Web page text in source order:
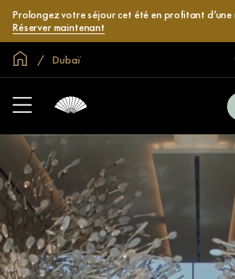
Prolongez votre séjour cet été en profitant
Réserver maintenant
AccueilDubaï